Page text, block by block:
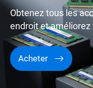
Obtenez tous les
endroit et améliorez
Acheter